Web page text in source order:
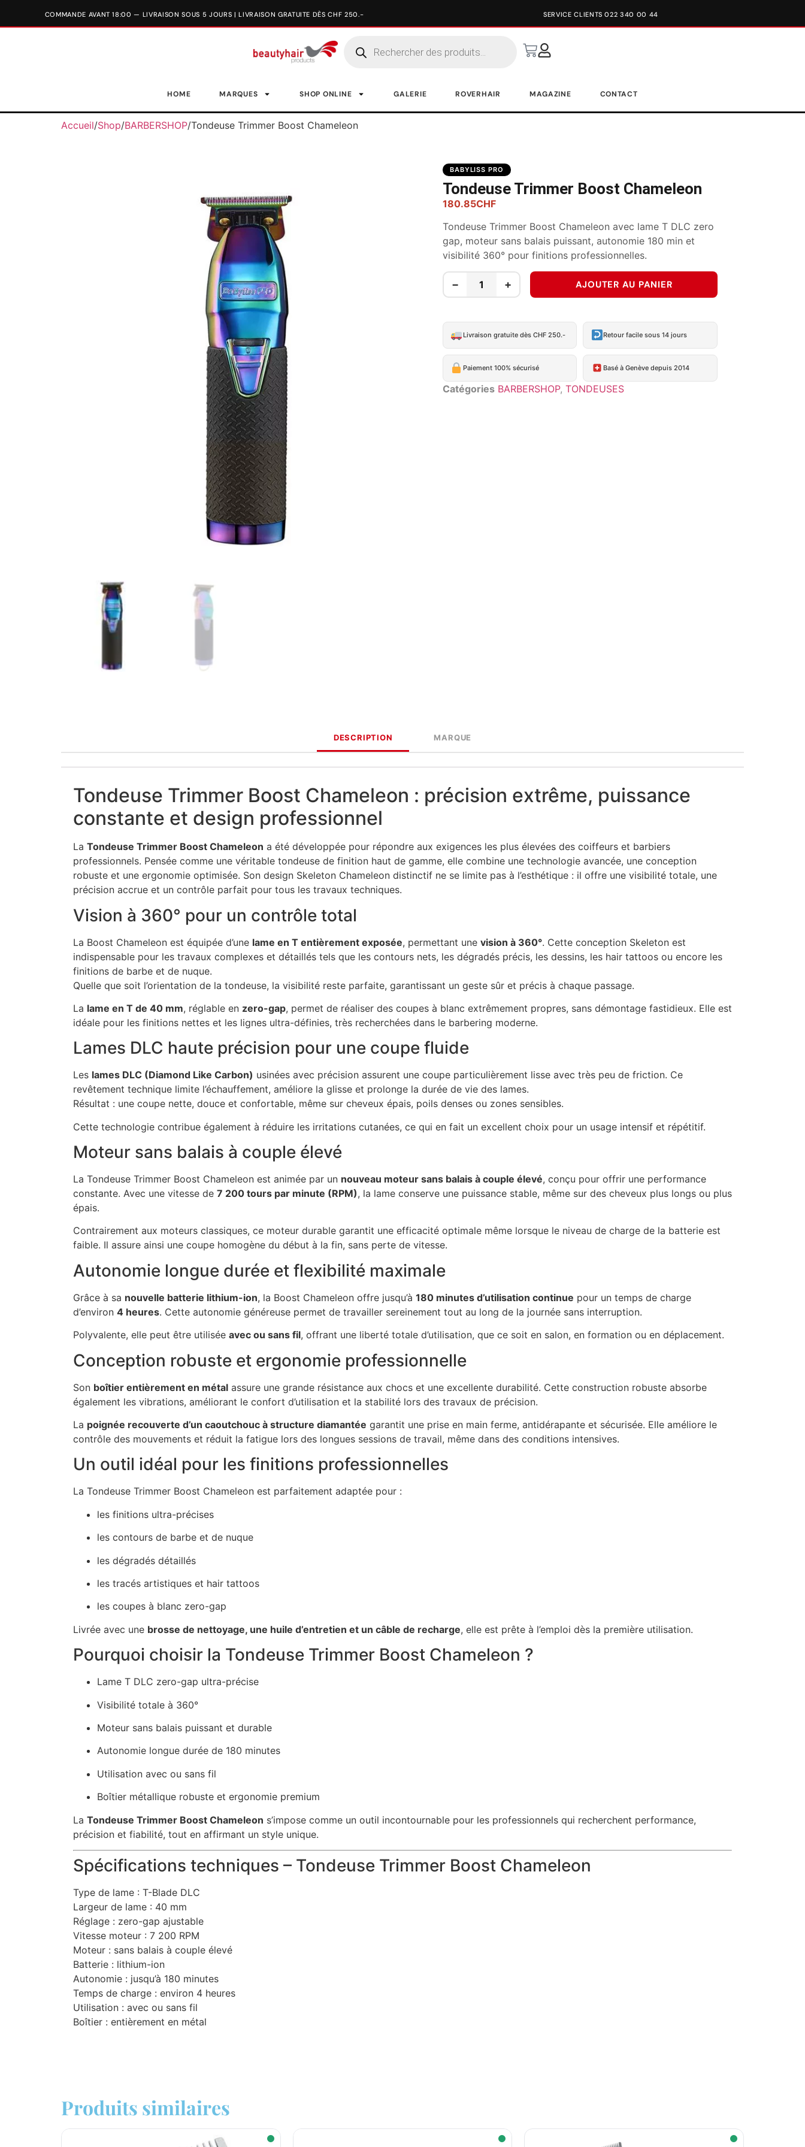
SERVICE CLIENTS 022 340 00 44
HOME MARQUES SHOP ONLINE GALERIE ROVERHAIR MAGAZINE CONTACT
Accueil/Shop/BARBERSHOP/Tondeuse Trimmer Boost Chameleon
BABYLISS PRO
Tondeuse Trimmer Boost Chameleon
180.85CHF
Tondeuse Trimmer Boost Chameleon avec lame T DLC zero
gap, moteur sans balais puissant, autonomie 180 min et
visibilité 360° pour finitions professionnelles.
− + AJOUTER AU PANIER
Livraison gratuite dès CHF 250.- Retour facile sous 14 jours
Paiement 100% sécurisé Basé à Genève depuis 2014
Catégories BARBERSHOP, TONDEUSES
DESCRIPTION MARQUE
Tondeuse Trimmer Boost Chameleon : précision extrême, puissance
constante et design professionnel
La Tondeuse Trimmer Boost Chameleon a été développée pour répondre aux exigences les plus élevées des coiffeurs et barbiers
professionnels. Pensée comme une véritable tondeuse de finition haut de gamme, elle combine une technologie avancée, une conception
robuste et une ergonomie optimisée. Son design Skeleton Chameleon distinctif ne se limite pas à l’esthétique : il offre une visibilité totale, une
précision accrue et un contrôle parfait pour tous les travaux techniques.
Vision à 360° pour un contrôle total
La Boost Chameleon est équipée d’une lame en T entièrement exposée, permettant une vision à 360°. Cette conception Skeleton est
indispensable pour les travaux complexes et détaillés tels que les contours nets, les dégradés précis, les dessins, les hair tattoos ou encore les
finitions de barbe et de nuque.
Quelle que soit l’orientation de la tondeuse, la visibilité reste parfaite, garantissant un geste sûr et précis à chaque passage.
La lame en T de 40 mm, réglable en zero-gap, permet de réaliser des coupes à blanc extrêmement propres, sans démontage fastidieux. Elle est
idéale pour les finitions nettes et les lignes ultra-définies, très recherchées dans le barbering moderne.
Lames DLC haute précision pour une coupe fluide
Les lames DLC (Diamond Like Carbon) usinées avec précision assurent une coupe particulièrement lisse avec très peu de friction. Ce
revêtement technique limite l’échauffement, améliore la glisse et prolonge la durée de vie des lames.
Résultat : une coupe nette, douce et confortable, même sur cheveux épais, poils denses ou zones sensibles.
Cette technologie contribue également à réduire les irritations cutanées, ce qui en fait un excellent choix pour un usage intensif et répétitif.
Moteur sans balais à couple élevé
La Tondeuse Trimmer Boost Chameleon est animée par un nouveau moteur sans balais à couple élevé, conçu pour offrir une performance
constante. Avec une vitesse de 7 200 tours par minute (RPM), la lame conserve une puissance stable, même sur des cheveux plus longs ou plus
épais.
Contrairement aux moteurs classiques, ce moteur durable garantit une efficacité optimale même lorsque le niveau de charge de la batterie est
faible. Il assure ainsi une coupe homogène du début à la fin, sans perte de vitesse.
Autonomie longue durée et flexibilité maximale
Grâce à sa nouvelle batterie lithium-ion, la Boost Chameleon offre jusqu’à 180 minutes d’utilisation continue pour un temps de charge
d’environ 4 heures. Cette autonomie généreuse permet de travailler sereinement tout au long de la journée sans interruption.
Polyvalente, elle peut être utilisée avec ou sans fil, offrant une liberté totale d’utilisation, que ce soit en salon, en formation ou en déplacement.
Conception robuste et ergonomie professionnelle
Son boîtier entièrement en métal assure une grande résistance aux chocs et une excellente durabilité. Cette construction robuste absorbe
également les vibrations, améliorant le confort d’utilisation et la stabilité lors des travaux de précision.
La poignée recouverte d’un caoutchouc à structure diamantée garantit une prise en main ferme, antidérapante et sécurisée. Elle améliore le
contrôle des mouvements et réduit la fatigue lors des longues sessions de travail, même dans des conditions intensives.
Un outil idéal pour les finitions professionnelles
La Tondeuse Trimmer Boost Chameleon est parfaitement adaptée pour :
les finitions ultra-précises
les contours de barbe et de nuque
les dégradés détaillés
les tracés artistiques et hair tattoos
les coupes à blanc zero-gap
Livrée avec une brosse de nettoyage, une huile d’entretien et un câble de recharge, elle est prête à l’emploi dès la première utilisation.
Pourquoi choisir la Tondeuse Trimmer Boost Chameleon ?
Lame T DLC zero-gap ultra-précise
Visibilité totale à 360°
Moteur sans balais puissant et durable
Autonomie longue durée de 180 minutes
Utilisation avec ou sans fil
Boîtier métallique robuste et ergonomie premium
La Tondeuse Trimmer Boost Chameleon s’impose comme un outil incontournable pour les professionnels qui recherchent performance,
précision et fiabilité, tout en affirmant un style unique.
Spécifications techniques – Tondeuse Trimmer Boost Chameleon
Type de lame : T-Blade DLC
Largeur de lame : 40 mm
Réglage : zero-gap ajustable
Vitesse moteur : 7 200 RPM
Moteur : sans balais à couple élevé
Batterie : lithium-ion
Autonomie : jusqu’à 180 minutes
Temps de charge : environ 4 heures
Utilisation : avec ou sans fil
Boîtier : entièrement en métal
Produits similaires